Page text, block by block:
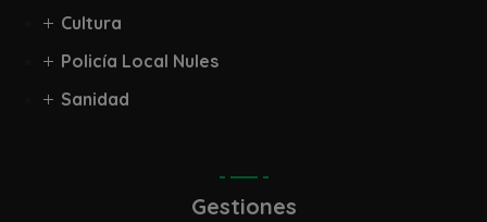
Cultura
Policía Local Nules
Sanidad
Gestiones